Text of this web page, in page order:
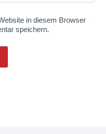
in diesem Browser
speichern.